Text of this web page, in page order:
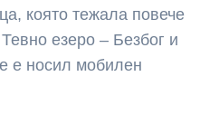
която тежала повече
езеро – Безбог и
е носил мобилен